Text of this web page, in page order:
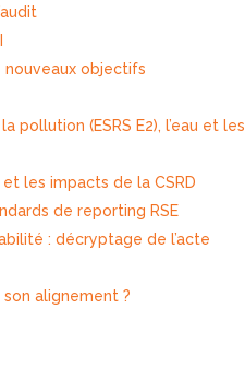
nouveaux objectifs
(ESRS E2), l’eau et les
les impacts de la CSRD
de reporting RSE
: décryptage de l’acte
alignement ?